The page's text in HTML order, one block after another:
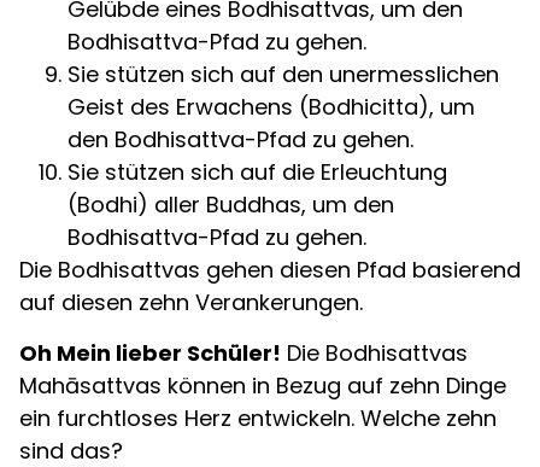
Gelübde eines Bodhisattvas, um den
Bodhisattva-Pfad zu gehen.
Sie stützen sich auf den unermesslichen
Geist des Erwachens (Bodhicitta), um
den Bodhisattva-Pfad zu gehen.
Sie stützen sich auf die Erleuchtung
(Bodhi) aller Buddhas, um den
Bodhisattva-Pfad zu gehen.
Die Bodhisattvas gehen diesen Pfad basierend
auf diesen zehn Verankerungen.
Oh Mein lieber Schüler! Die Bodhisattvas
Mahāsattvas können in Bezug auf zehn Dinge
ein furchtloses Herz entwickeln. Welche zehn
sind das?